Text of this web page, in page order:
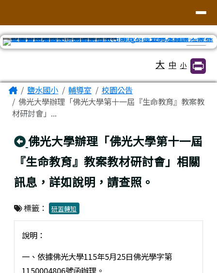
大 中 小
主內容區域
Home鹽水國小 輔導室
校園公告
佛光大學辦理「佛光大學第十一屆『生命教育』教案教
材研討會」...
回上頁
佛光大學辦理「佛光大學第十一屆
『生命教育』教案教材研討會」相關
訊息，詳如說明，請查照。
標籤： 研習轉知
說明：
一、依據佛光大學115年5月25日佛光學字第
1150004806號函辦理。
頁尾區域